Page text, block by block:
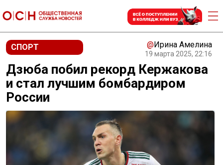
СПОРТ @Ирина Амелина
19 марта 2025, 22:16
Дзюба побил рекорд Кержакова
и стал лучшим бомбардиром
России